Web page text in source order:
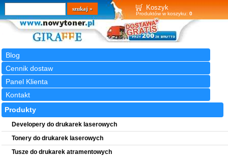
Koszyk
Produktów w koszyku: 0
Blog
Cennik dostaw
Panel Klienta
Kontakt
Wyszukiwarka
szukaj
Produkty
Developery do drukarek laserowych
Tonery do drukarek laserowych
Tusze do drukarek atramentowych